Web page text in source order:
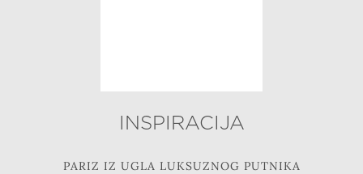
INSPIRACIJA
PARIZ IZ UGLA LUKSUZNOG PUTNIKA